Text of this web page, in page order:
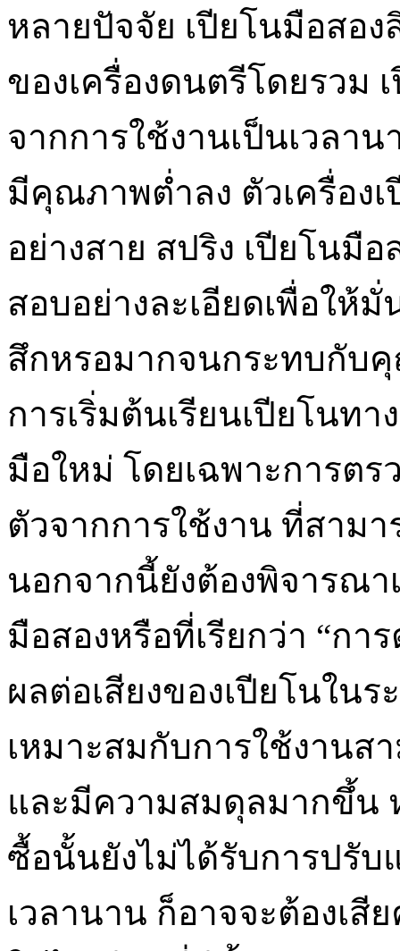
หลายปัจจัย เปียโนมือสอ
ของเครื่องดนตรีโดยรวม
จากการใช้งานเป็นเวลา
มีคุณภาพต่ำลง ตัวเครื่อง
อย่างสาย สปริง เปียโนมื
สอบอย่างละเอียดเพื่อให้
สึกหรอมากจนกระทบกับ
การเริ่มต้นเรียนเปียโนท
มือใหม่ โดยเฉพาะการต
ตัวจากการใช้งาน ที่สามา
นอกจากนี้ยังต้องพิจารณา
มือสองหรือที่เรียกว่า “กา
ผลต่อเสียงของเปียโนในร
เหมาะสมกับการใช้งานส
และมีความสมดุลมากขึ้น
ซื้อนั้นยังไม่ได้รับการปรับ
เวลานาน ก็อาจจะต้องเสี